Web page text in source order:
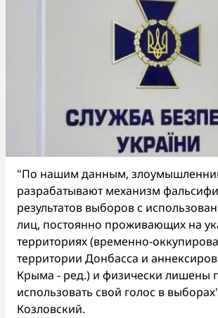
"По нашим данным,
разрабатывают механизм
результатов выборов с
лиц, постоянно проживающих на
территориях (временно-
территории Донбасса и
Крыма - ред.) и физически лишены
использовать свой голос в
Козловский.